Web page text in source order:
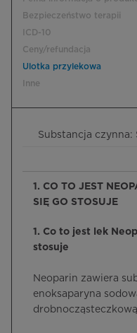
Bezpieczeństwo terapii
ICD-10
Ceny/refundacja
Ulotka przylekowa
Inne
Substancja czynna:
1. CO TO JEST
SIĘ GO STOSUJE
1. Co to jest lek
stosuje
Neoparin zawiera
enoksaparyna